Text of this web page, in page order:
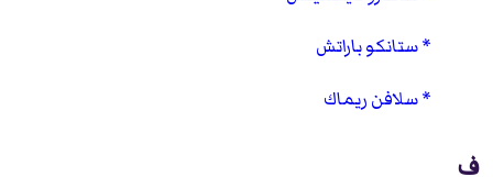
ستانكو باراتش
سلافن ريماك
ف